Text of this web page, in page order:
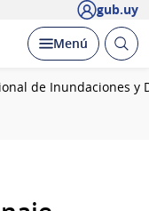
gub.uy
Desplegar
Menú Abrir
de Inundaciones y